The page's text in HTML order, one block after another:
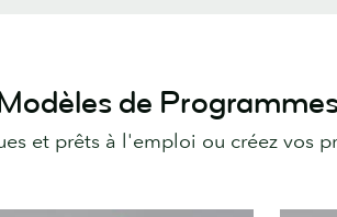
de
et prêts à l'emploi ou créez vos